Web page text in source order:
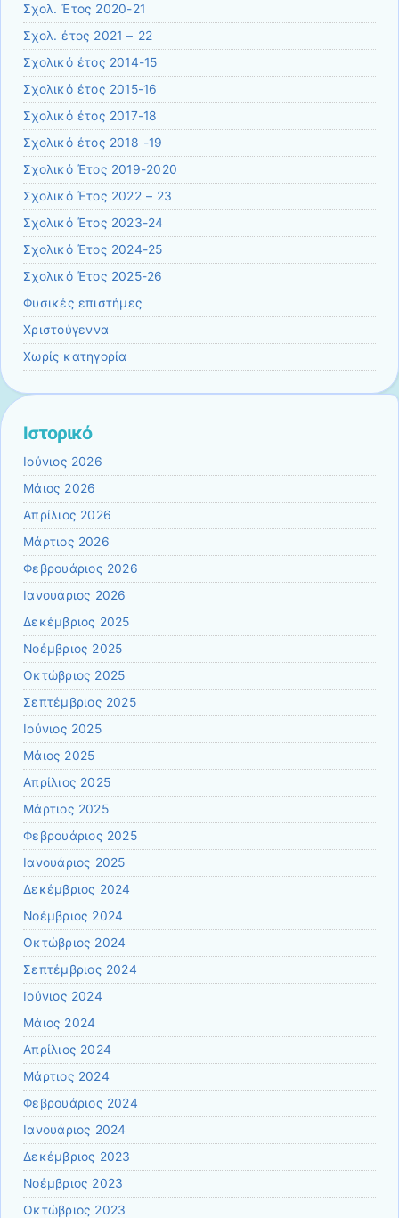
Σχολ. Έτος 2020-21
Σχολ. έτος 2021 – 22
Σχολικό έτος 2014-15
Σχολικό έτος 2015-16
Σχολικό έτος 2017-18
Σχολικό έτος 2018 -19
Σχολικό Έτος 2019-2020
Σχολικό Έτος 2022 – 23
Σχολικό Έτος 2023-24
Σχολικό Έτος 2024-25
Σχολικό Έτος 2025-26
Φυσικές επιστήμες
Χριστούγεννα
Χωρίς κατηγορία
Ιστορικό
Ιούνιος 2026
Μάιος 2026
Απρίλιος 2026
Μάρτιος 2026
Φεβρουάριος 2026
Ιανουάριος 2026
Δεκέμβριος 2025
Νοέμβριος 2025
Οκτώβριος 2025
Σεπτέμβριος 2025
Ιούνιος 2025
Μάιος 2025
Απρίλιος 2025
Μάρτιος 2025
Φεβρουάριος 2025
Ιανουάριος 2025
Δεκέμβριος 2024
Νοέμβριος 2024
Οκτώβριος 2024
Σεπτέμβριος 2024
Ιούνιος 2024
Μάιος 2024
Απρίλιος 2024
Μάρτιος 2024
Φεβρουάριος 2024
Ιανουάριος 2024
Δεκέμβριος 2023
Νοέμβριος 2023
Οκτώβριος 2023